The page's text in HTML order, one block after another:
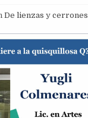
De lienzas y cerrones